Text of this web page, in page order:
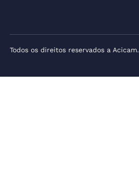
Todos os direitos reservados a Acicam.